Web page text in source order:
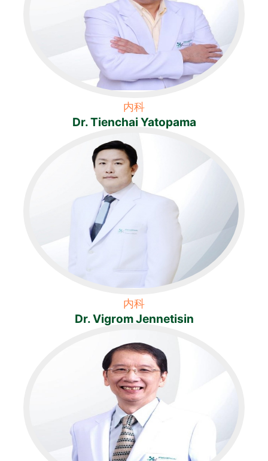
内科
Dr. Tienchai Yatopama
内科
Dr. Vigrom Jennetisin